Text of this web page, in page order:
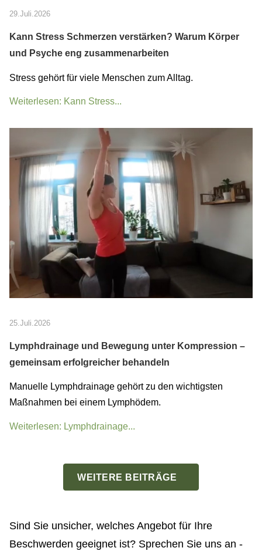
29.Juli.2026
Kann Stress Schmerzen verstärken? Warum Körper
und Psyche eng zusammenarbeiten
Stress gehört für viele Menschen zum Alltag.
Weiterlesen: Kann Stress...
25.Juli.2026
Lymphdrainage und Bewegung unter Kompression –
gemeinsam erfolgreicher behandeln
Manuelle Lymphdrainage gehört zu den wichtigsten
Maßnahmen bei einem Lymphödem.
Weiterlesen: Lymphdrainage...
WEITERE BEITRÄGE
Sind Sie unsicher, welches Angebot für Ihre
Beschwerden geeignet ist? Sprechen Sie uns an -